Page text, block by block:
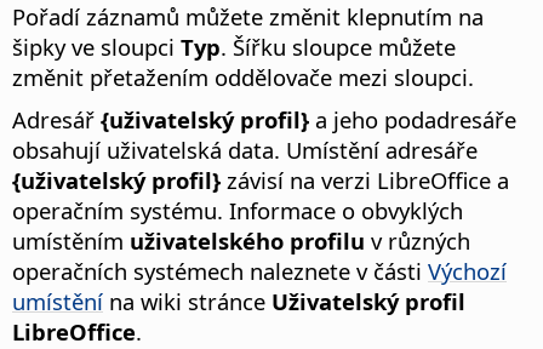
Pořadí záznamů můžete změnit klepnutím na
šipky ve sloupci Typ. Šířku sloupce můžete
změnit přetažením oddělovače mezi sloupci.
Adresář {uživatelský profil} a jeho podadresáře
obsahují uživatelská data. Umístění adresáře
{uživatelský profil} závisí na verzi LibreOffice a
operačním systému. Informace o obvyklých
umístěním uživatelského profilu v různých
operačních systémech naleznete v části Výchozí
umístění na wiki stránce Uživatelský profil
LibreOffice.